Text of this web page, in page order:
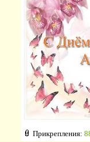
Прикрепления: